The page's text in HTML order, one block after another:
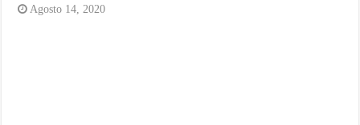
Agosto 14, 2020